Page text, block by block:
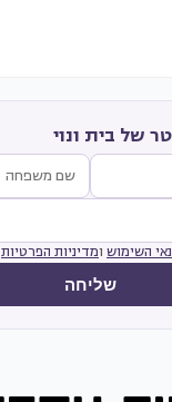
של בית ונוי
השימוש ומדיניות הפרטיות
שליחה